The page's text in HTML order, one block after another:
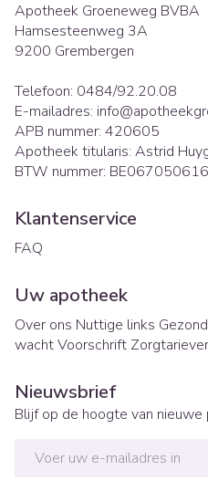
Apotheek Groeneweg BVBA
Hamsesteenweg 3A
9200 Grembergen
Telefoon: 0484/92.20.08
E-mailadres: info@
APB nummer: 420605
Apotheek titularis: Astrid
BTW nummer:
Klantenservice
FAQ
Uw apotheek
Over ons Nuttige links
wachtVoorschrift
Nieuwsbrief
Blijf op de hoogte van